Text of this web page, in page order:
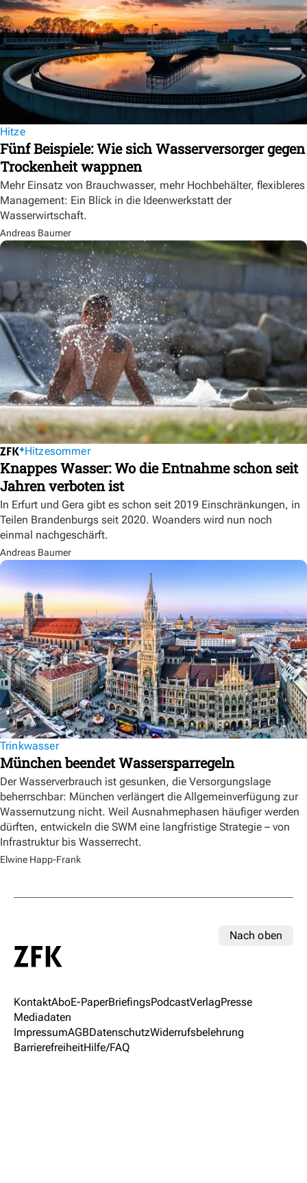
Hitze
Fünf Beispiele: Wie sich Wasserversorger gegen
Trockenheit wappnen
Mehr Einsatz von Brauchwasser, mehr Hochbehälter, flexibleres
Management: Ein Blick in die Ideenwerkstatt der
Wasserwirtschaft.
Andreas Baumer
Hitzesommer
Knappes Wasser: Wo die Entnahme schon seit
Jahren verboten ist
In Erfurt und Gera gibt es schon seit 2019 Einschränkungen, in
Teilen Brandenburgs seit 2020. Woanders wird nun noch
einmal nachgeschärft.
Andreas Baumer
Trinkwasser
München beendet Wassersparregeln
Der Wasserverbrauch ist gesunken, die Versorgungslage
beherrschbar: München verlängert die Allgemeinverfügung zur
Wassernutzung nicht. Weil Ausnahmephasen häufiger werden
dürften, entwickeln die SWM eine langfristige Strategie – von
Infrastruktur bis Wasserrecht.
Elwine Happ-Frank
Nach oben
KontaktAboE-PaperBriefingsPodcastVerlagPresse
Mediadaten
ImpressumAGBDatenschutzWiderrufsbelehrung
BarrierefreiheitHilfe/FAQ